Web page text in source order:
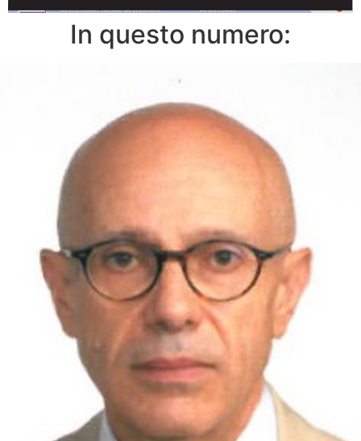
In questo numero: